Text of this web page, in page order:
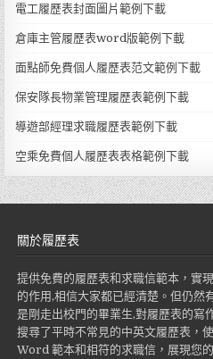
電工履歷表封面圖片範例下載
倉庫主管履歷表word版範例下載
面點師免費個人履歷表范文範例下載
保安隊長物業管理履歷表範例下載
導遊部經理求職履歷表範例下載
空乘免費個人履歷表表格範例下載
關於履歷表
提供免費的履歷表和求職信範本，實
的作用,相信大家都已經清楚。但仍然
是剛走出校門的畢業生,對履歷表的寫
搜尋了平時不常見的中英文履歷表，
Word 範本和相符的求職信，展現您